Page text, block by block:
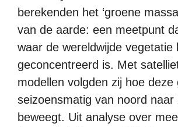
berekenden het ‘groene
van de aarde: een meetpunt
waar de wereldwijde vegetatie
geconcentreerd is. Met
modellen volgden zij hoe deze
seizoensmatig van noord naar
beweegt. Uit analyse over